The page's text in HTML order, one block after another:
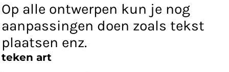
Op alle ontwerpen kun je nog
aanpassingen doen zoals tekst
plaatsen enz.
teken art